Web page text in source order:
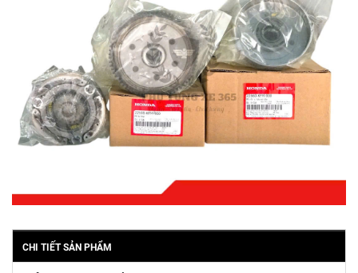
CHI TIẾT SẢN PHẨM